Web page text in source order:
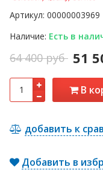
Артикул: 00000003969
Наличие: Есть в
64 400 руб 51
В
добавить к
Добавить в